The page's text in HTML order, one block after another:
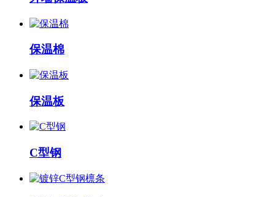
保温棉
保温板
C型钢